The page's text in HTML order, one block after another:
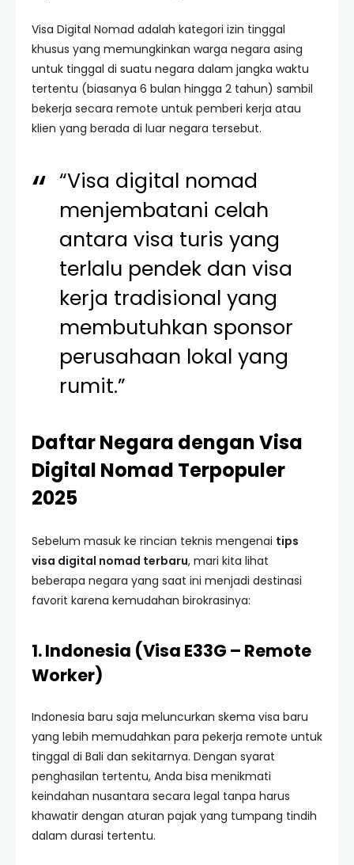
Visa Digital Nomad adalah kategori izin tinggal
khusus yang memungkinkan warga negara asing
untuk tinggal di suatu negara dalam jangka waktu
tertentu (biasanya 6 bulan hingga 2 tahun) sambil
bekerja secara remote untuk pemberi kerja atau
klien yang berada di luar negara tersebut.
“Visa digital nomad
menjembatani celah
antara visa turis yang
terlalu pendek dan visa
kerja tradisional yang
membutuhkan sponsor
perusahaan lokal yang
rumit.”
Daftar Negara dengan Visa
Digital Nomad Terpopuler
2025
Sebelum masuk ke rincian teknis mengenai tips
visa digital nomad terbaru, mari kita lihat
beberapa negara yang saat ini menjadi destinasi
favorit karena kemudahan birokrasinya:
1. Indonesia (Visa E33G – Remote
Worker)
Indonesia baru saja meluncurkan skema visa baru
yang lebih memudahkan para pekerja remote untuk
tinggal di Bali dan sekitarnya. Dengan syarat
penghasilan tertentu, Anda bisa menikmati
keindahan nusantara secara legal tanpa harus
khawatir dengan aturan pajak yang tumpang tindih
dalam durasi tertentu.